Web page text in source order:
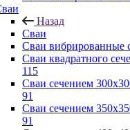
Назад
Сваи
Сваи вибрированные
Сваи квадратного
115
Сваи сечением
91
Сваи сечением
91